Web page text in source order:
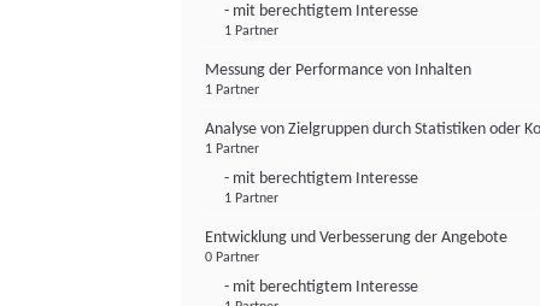
- mit berechtigtem Interesse
1 Partner
Messung der Performance von Inhalten
1 Partner
Analyse von Zielgruppen durch Statistiken oder
1 Partner
- mit berechtigtem Interesse
1 Partner
Entwicklung und Verbesserung der Angebote
0 Partner
- mit berechtigtem Interesse